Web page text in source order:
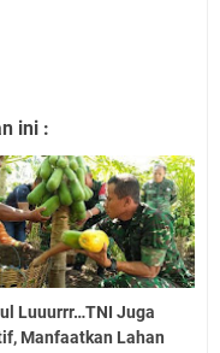
ini :
Luuurrr…TNI Juga
Manfaatkan Lahan